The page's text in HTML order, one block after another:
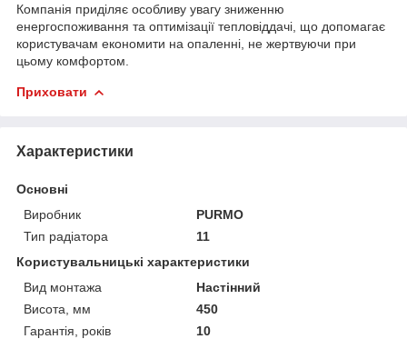
Компанія приділяє особливу увагу зниженню
енергоспоживання та оптимізації тепловіддачі, що допомагає
користувачам економити на опаленні, не жертвуючи при
цьому комфортом.
Приховати
Характеристики
Основні
Виробник
PURMO
Тип радіатора
11
Користувальницькі характеристики
Вид монтажа
Настінний
Висота, мм
450
Гарантія, років
10